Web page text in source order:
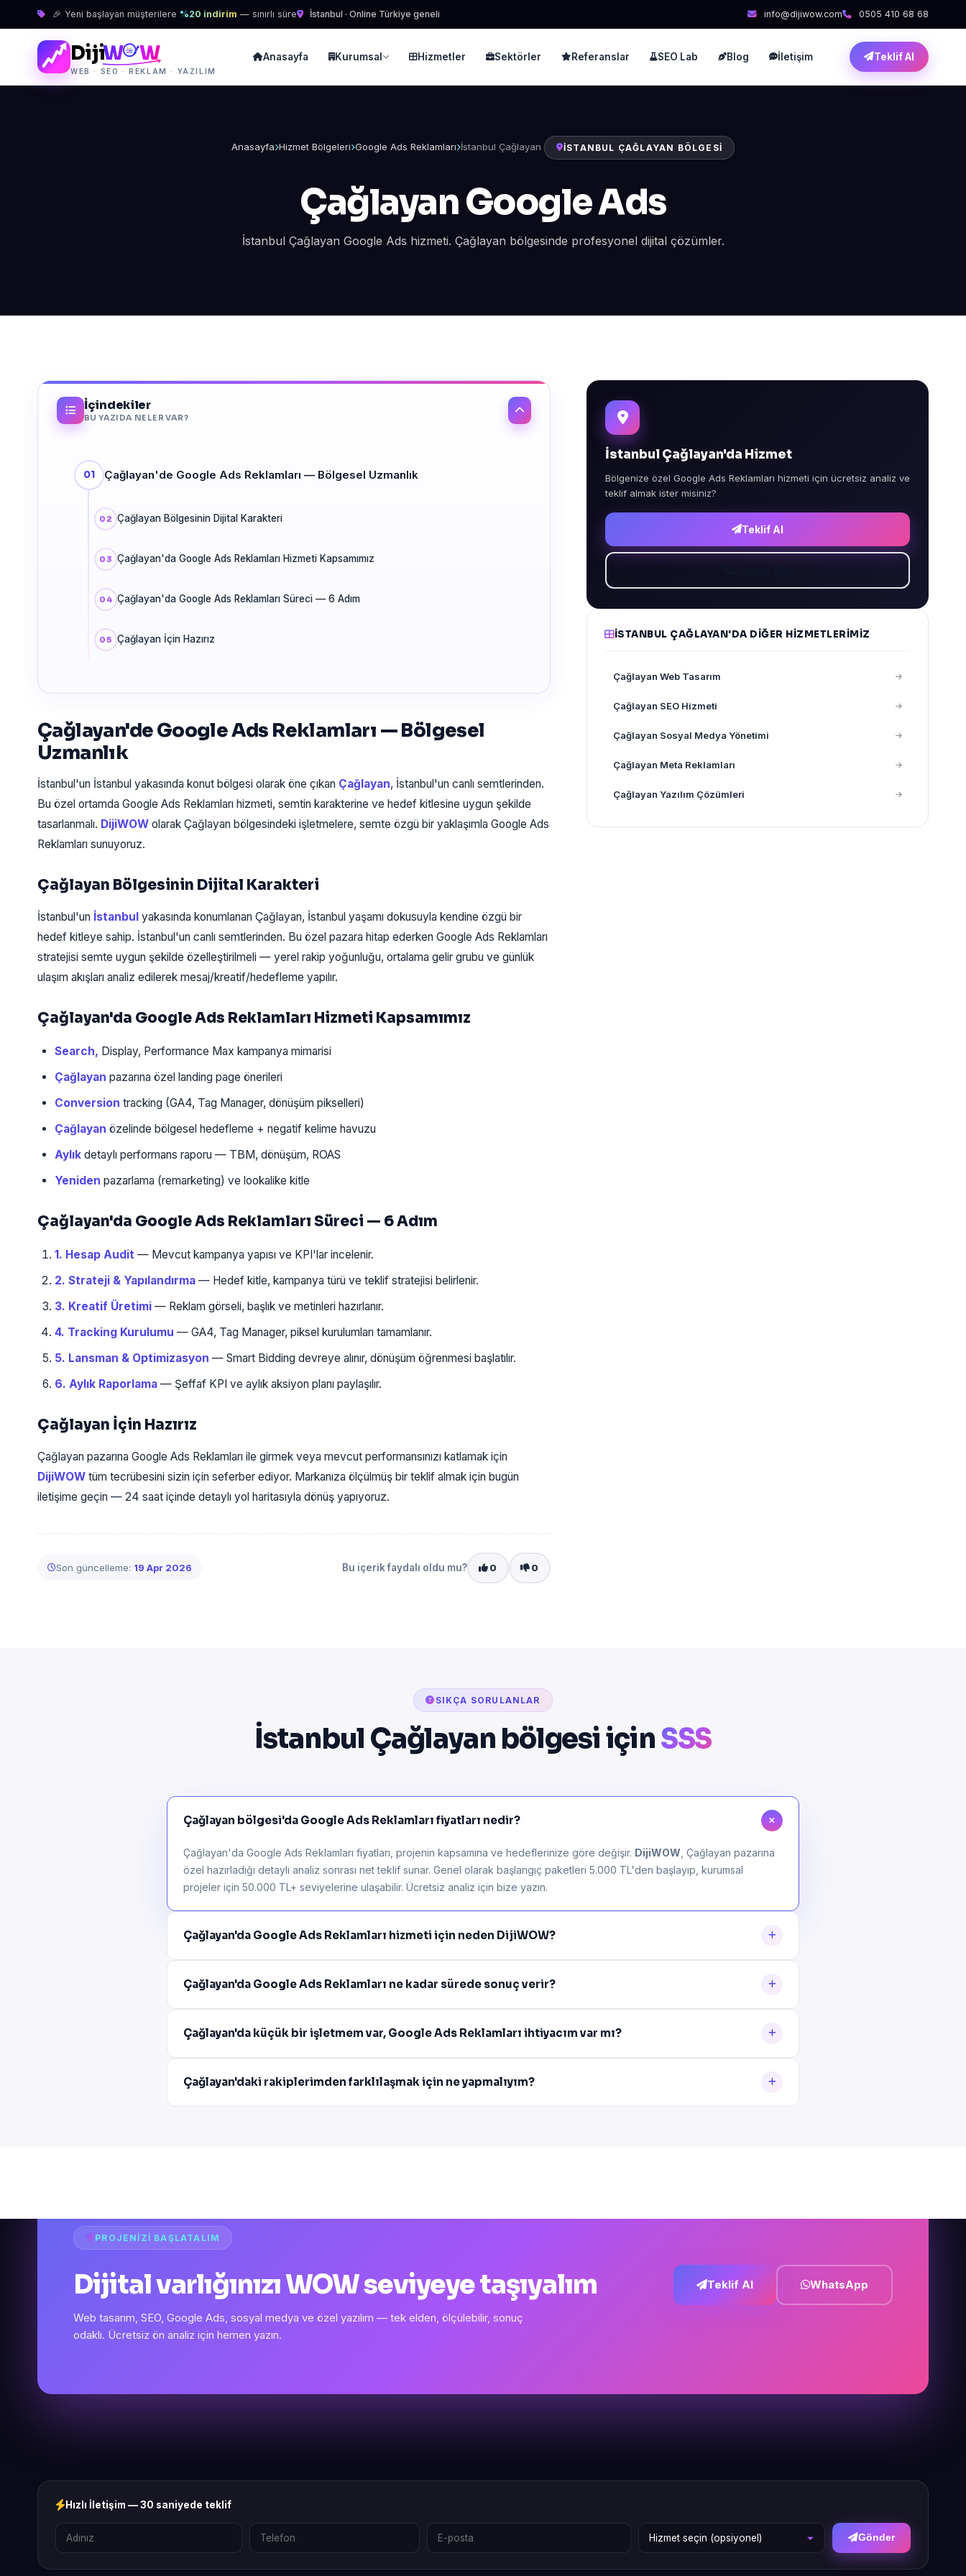
🎉 Yeni başlayan müşterilere %20 indirim — sınırlı süre İstanbul · Online Türkiye geneli info@dijiwow.com 0505 410 68 68
DijiW W
WEB · SEO · REKLAM · YAZILIM
Anasayfa Kurumsal Hizmetler Sektörler Referanslar SEO Lab Blog İletişim Teklif Al
Anasayfa Hizmet Bölgeleri Google Ads Reklamları İstanbul Çağlayan İSTANBUL ÇAĞLAYAN BÖLGESI
Çağlayan Google Ads
İstanbul Çağlayan Google Ads hizmeti. Çağlayan bölgesinde profesyonel dijital çözümler.
İçindekiler
BU YAZIDA NELER VAR?
Çağlayan'de Google Ads Reklamları — Bölgesel Uzmanlık
Çağlayan Bölgesinin Dijital Karakteri
Çağlayan'da Google Ads Reklamları Hizmeti Kapsamımız
Çağlayan'da Google Ads Reklamları Süreci — 6 Adım
Çağlayan İçin Hazırız
Çağlayan'de Google Ads Reklamları — Bölgesel
Uzmanlık
İstanbul'un İstanbul yakasında konut bölgesi olarak öne çıkan Çağlayan, İstanbul'un canlı semtlerinden.
Bu özel ortamda Google Ads Reklamları hizmeti, semtin karakterine ve hedef kitlesine uygun şekilde
tasarlanmalı. DijiWOW olarak Çağlayan bölgesindeki işletmelere, semte özgü bir yaklaşımla Google Ads
Reklamları sunuyoruz.
Çağlayan Bölgesinin Dijital Karakteri
İstanbul'un İstanbul yakasında konumlanan Çağlayan, İstanbul yaşamı dokusuyla kendine özgü bir
hedef kitleye sahip. İstanbul'un canlı semtlerinden. Bu özel pazara hitap ederken Google Ads Reklamları
stratejisi semte uygun şekilde özelleştirilmeli — yerel rakip yoğunluğu, ortalama gelir grubu ve günlük
ulaşım akışları analiz edilerek mesaj/kreatif/hedefleme yapılır.
Çağlayan'da Google Ads Reklamları Hizmeti Kapsamımız
Search, Display, Performance Max kampanya mimarisi
Çağlayan pazarına özel landing page önerileri
Conversion tracking (GA4, Tag Manager, dönüşüm pikselleri)
Çağlayan özelinde bölgesel hedefleme + negatif kelime havuzu
Aylık detaylı performans raporu — TBM, dönüşüm, ROAS
Yeniden pazarlama (remarketing) ve lookalike kitle
Çağlayan'da Google Ads Reklamları Süreci — 6 Adım
1. Hesap Audit — Mevcut kampanya yapısı ve KPI'lar incelenir.
2. Strateji & Yapılandırma — Hedef kitle, kampanya türü ve teklif stratejisi belirlenir.
3. Kreatif Üretimi — Reklam görseli, başlık ve metinleri hazırlanır.
4. Tracking Kurulumu — GA4, Tag Manager, piksel kurulumları tamamlanır.
5. Lansman & Optimizasyon — Smart Bidding devreye alınır, dönüşüm öğrenmesi başlatılır.
6. Aylık Raporlama — Şeffaf KPI ve aylık aksiyon planı paylaşılır.
Çağlayan İçin Hazırız
Çağlayan pazarına Google Ads Reklamları ile girmek veya mevcut performansınızı katlamak için
DijiWOW tüm tecrübesini sizin için seferber ediyor. Markanıza ölçülmüş bir teklif almak için bugün
iletişime geçin — 24 saat içinde detaylı yol haritasıyla dönüş yapıyoruz.
Son güncelleme: 19 Apr 2026 Bu içerik faydalı oldu mu? 0 0
İstanbul Çağlayan'da Hizmet
Bölgenize özel Google Ads Reklamları hizmeti için ücretsiz analiz ve
teklif almak ister misiniz?
Teklif Al
İSTANBUL ÇAĞLAYAN'DA DIĞER HIZMETLERIMIZ
Çağlayan Web Tasarım
Çağlayan SEO Hizmeti
Çağlayan Sosyal Medya Yönetimi
Çağlayan Meta Reklamları
Çağlayan Yazılım Çözümleri
SIKÇA SORULANLAR
İstanbul Çağlayan bölgesi içinSSS
Çağlayan bölgesi'da Google Ads Reklamları fiyatları nedir?
Çağlayan'da Google Ads Reklamları fiyatları, projenin kapsamına ve hedeflerinize göre değişir. DijiWOW , Çağlayan pazarına
özel hazırladığı detaylı analiz sonrası net teklif sunar. Genel olarak başlangıç paketleri 5.000 TL'den başlayıp, kurumsal
projeler için 50.000 TL+ seviyelerine ulaşabilir. Ücretsiz analiz için bize yazın.
Çağlayan'da Google Ads Reklamları hizmeti için neden DijiWOW?
Çağlayan'da Google Ads Reklamları ne kadar sürede sonuç verir?
Çağlayan'da küçük bir işletmem var, Google Ads Reklamları ihtiyacım var mı?
Çağlayan'daki rakiplerimden farklılaşmak için ne yapmalıyım?
PROJENIZI BAŞLATALIM
Dijital varlığınızı WOW seviyeye taşıyalım
Web tasarım, SEO, Google Ads, sosyal medya ve özel yazılım — tek elden, ölçülebilir, sonuç
odaklı. Ücretsiz ön analiz için hemen yazın.
Teklif Al WhatsApp
Hızlı İletişim — 30 saniyede teklif
Gönder